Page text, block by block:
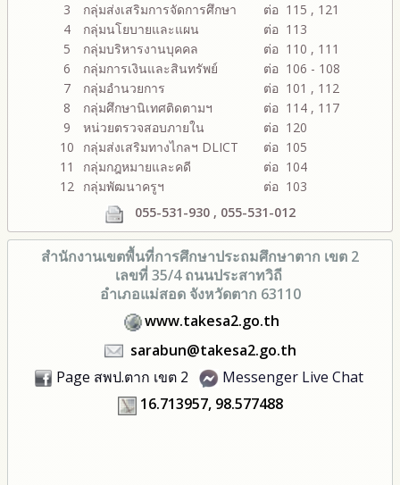
3
กลุ่มส่งเสริมการจัดการศึกษา
ต่อ 115 , 121
4
กลุ่มนโยบายและแผน
ต่อ 113
5
กลุ่มบริหารงานบุคคล
ต่อ 110 , 111
6
กลุ่มการเงินและสินทรัพย์
ต่อ 106 - 108
7
กลุ่มอำนวยการ
ต่อ 101 , 112
8
กลุ่มศึกษานิเทศติดตามฯ
ต่อ 114 , 117
9
หน่วยตรวจสอบภายใน
ต่อ 120
10
กลุ่มส่งเสริมทางไกลฯ DLICT
ต่อ 105
11
กลุ่มกฎหมายและคดี
ต่อ 104
12 กลุ่มพัฒนาครูฯ
ต่อ 103
055-531-930 , 055-531-012
สำนักงานเขตพื้นที่การศึกษาประถมศึกษาตาก เขต 2
เลขที่ 35/4 ถนนประสาทวิถี
อำเภอแม่สอด จังหวัดตาก 63110
www.takesa2.go.th
sarabun@takesa2.go.th
Page สพป.ตาก เขต 2
Messenger Live Chat
16.713957, 98.577488